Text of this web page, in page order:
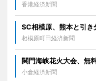
香港経済新聞
SC相模原、熊本と引
相模原町田経済新聞
関門海峡花火大会、無
小倉経済新聞